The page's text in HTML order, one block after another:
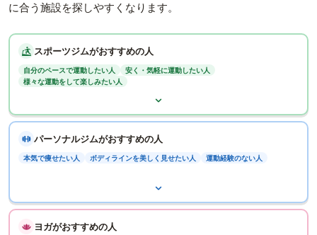
に合う施設を探しやすくなります。
スポーツジムがおすすめの人
自分のペースで運動したい人
安く・気軽に運動したい人
様々な運動をして楽しみたい人
パーソナルジムがおすすめの人
本気で痩せたい人 ボディラインを美しく見せたい人 運動経験のない人
ヨガがおすすめの人